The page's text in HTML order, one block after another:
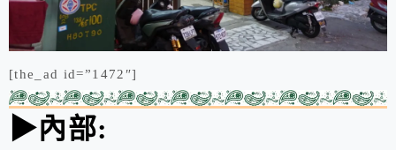
[the_ad id=”1472″]
▶內部: